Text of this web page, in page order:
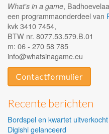
What's in a game,
een programmaonderdeel van
kvk 3410 7454,
BTW nr. 8077.53.579.B.01
m: 06 - 270 58 785
info@whatsinagame.eu
Contactformulier
Recente berichten
Bordspel en kwartet uitverkocht
Digishi gelanceerd